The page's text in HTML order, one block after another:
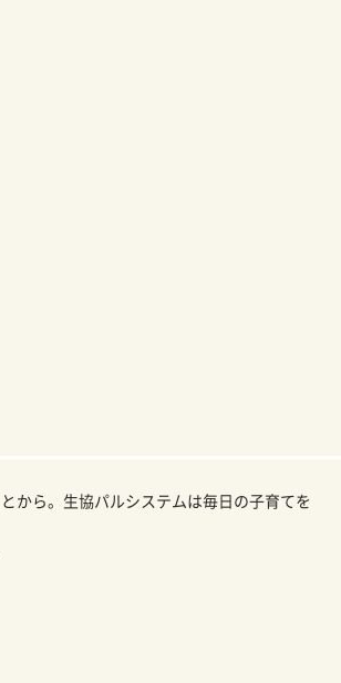
から。生協パルシステムは毎日の子育てを